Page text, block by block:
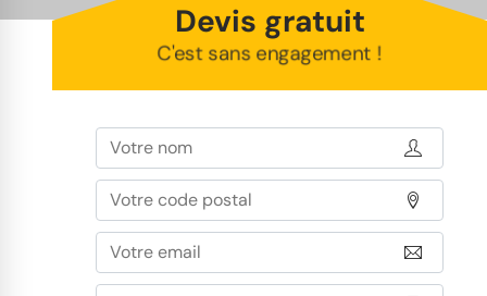
Devis gratuit
C'est sans engagement !